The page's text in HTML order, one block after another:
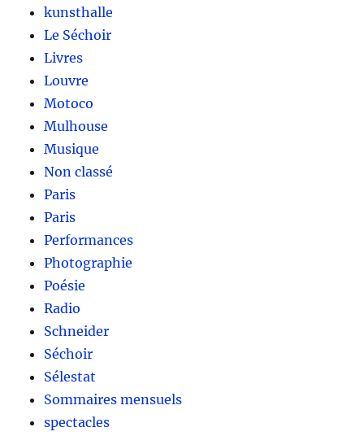
kunsthalle
Le Séchoir
Livres
Louvre
Motoco
Mulhouse
Musique
Non classé
Paris
Paris
Performances
Photographie
Poésie
Radio
Schneider
Séchoir
Sélestat
Sommaires mensuels
spectacles